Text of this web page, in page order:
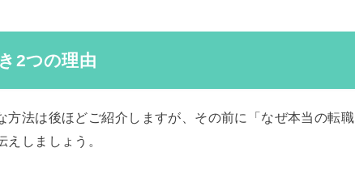
2つの理由
方法は後ほどご紹介しますが、その前に「なぜ本当の転職
しましょう。